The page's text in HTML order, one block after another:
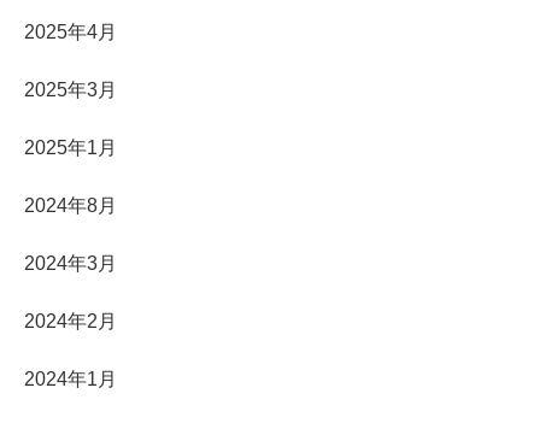
2025年4月
2025年3月
2025年1月
2024年8月
2024年3月
2024年2月
2024年1月